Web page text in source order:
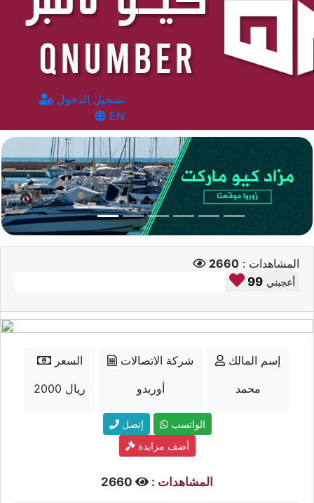
تسجيل الدخول
EN
المشاهدات : 2660
99 أعجبني
السعر
2000 ريال
شركة الاتصالات
أوريدو
إسم المالك
محمد
إتصل
الواتسب
أضف مزايدة
المشاهدات :